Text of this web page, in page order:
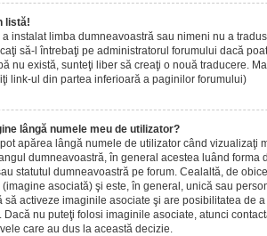
listă!
instalat limba dumneavoastră sau nimeni nu a
să-l întrebaţi pe administratorul forumului dacă
nu există, sunteţi liber să creaţi o nouă traducere.
link-ul din partea inferioară a paginilor forumului)
lângă numele meu de utilizator?
apărea lângă numele de utilizator când vizualizaţi
dumneavoastră, în general acestea luând forma
statutul dumneavoastră pe forum. Cealaltă, de
asociată) şi este, în general, unică sau
să activeze imaginile asociate şi are posibilitatea de
Dacă nu puteţi folosi imaginile asociate, atunci
care au dus la această decizie.